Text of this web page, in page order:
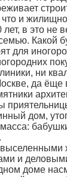
и
лет, в это не
Какой
для
ни
да ёще
дом,
и
доме